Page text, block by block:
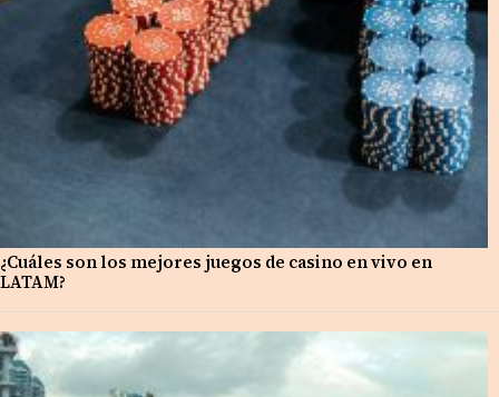
¿Cuáles son los mejores juegos de casino en vivo en
LATAM?